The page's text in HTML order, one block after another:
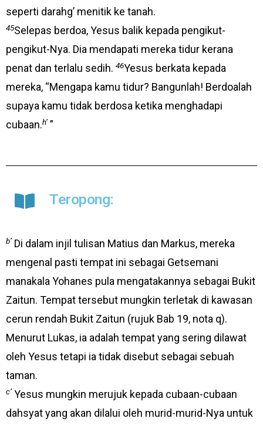
seperti darahg’ menitik ke tanah.
45Selepas berdoa, Yesus balik kepada pengikut-
pengikut-Nya. Dia mendapati mereka tidur kerana
penat dan terlalu sedih. 46Yesus berkata kepada
mereka, “Mengapa kamu tidur? Bangunlah! Berdoalah
supaya kamu tidak berdosa ketika menghadapi
cubaan.h’ ”
Teropong:
b’ Di dalam injil tulisan Matius dan Markus, mereka
mengenal pasti tempat ini sebagai Getsemani
manakala Yohanes pula mengatakannya sebagai Bukit
Zaitun. Tempat tersebut mungkin terletak di kawasan
cerun rendah Bukit Zaitun (rujuk Bab 19, nota q).
Menurut Lukas, ia adalah tempat yang sering dilawat
oleh Yesus tetapi ia tidak disebut sebagai sebuah
taman.
c’ Yesus mungkin merujuk kepada cubaan-cubaan
dahsyat yang akan dilalui oleh murid-murid-Nya untuk